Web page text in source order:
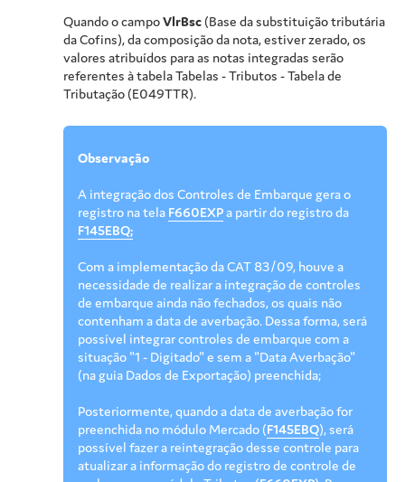
Quando o campoVlrBsc (Base da substituição tributária
da Cofins), da composição da nota, estiver zerado, os
valores atribuídos para as notas integradas serão
referentes à tabela Tabelas - Tributos - Tabela de
Tributação (E049TTR).
Observação
A integração dos Controles de Embarque gera o
registro na tela F660EXPa partir do registro da
F145EBQ;
Com a implementação da CAT 83/09, houve a
necessidade de realizar a integração de controles
de embarque ainda não fechados, os quais não
contenham a data de averbação. Dessa forma, será
possível integrar controles de embarque com a
situação "1 - Digitado" e sem a "Data Averbação"
(na guia Dados de Exportação) preenchida;
Posteriormente, quando a data de averbação for
preenchida no módulo Mercado (F145EBQ), será
possível fazer a reintegração desse controle para
atualizar a informação do registro de controle de